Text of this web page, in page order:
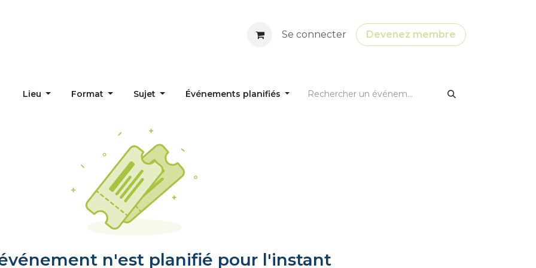
Se connecter Devenez membre
Lieu Format Sujet Événements planifiés
n'est planifié pour l'instant